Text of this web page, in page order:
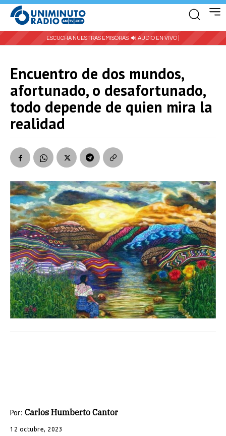
ESCUCHA NUESTRAS EMISORAS: 🔊 AUDIO EN VIVO |
Encuentro de dos mundos,
afortunado, o desafortunado,
todo depende de quien mira la
realidad
Por: Carlos Humberto Cantor
12 octubre, 2023